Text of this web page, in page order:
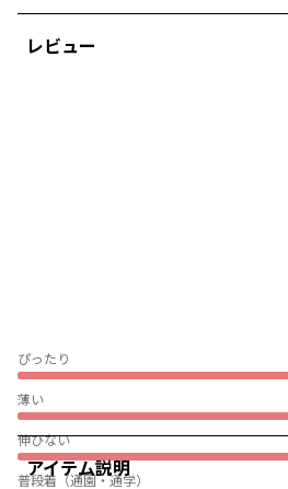
レビュー
ぴったり
薄い
伸びない
普段着（通園・通学）
アイテム説明